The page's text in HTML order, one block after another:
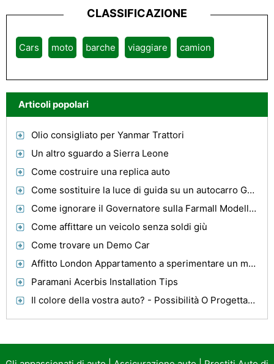
CLASSIFICAZIONE
Cars moto barche viaggiare camion
Articoli popolari
Olio consigliato per Yanmar Trattori
Un altro sguardo a Sierra Leone
Come costruire una replica auto
Come sostituire la luce di guida su un autocarro GMC
Come ignorare il Governatore sulla Farmall Modello H Trattore
Come affittare un veicolo senza soldi giù
Come trovare un Demo Car
Affitto London Appartamento a sperimentare un mondo di lusso
Paramani Acerbis Installation Tips
Il colore della vostra auto? - Possibilità O Progettazione